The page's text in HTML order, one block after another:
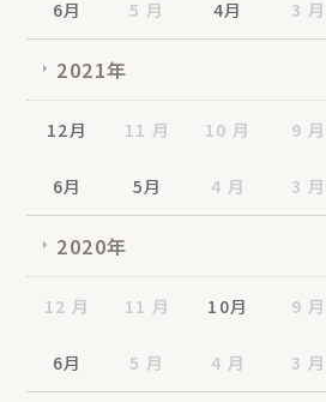
6月 5 月 4月 3 月
2021年
12月 11 月 10 月 9 月
6月 5月 4 月 3 月
2020年
12 月 11 月 10月 9 月
6月 5 月 4 月 3 月